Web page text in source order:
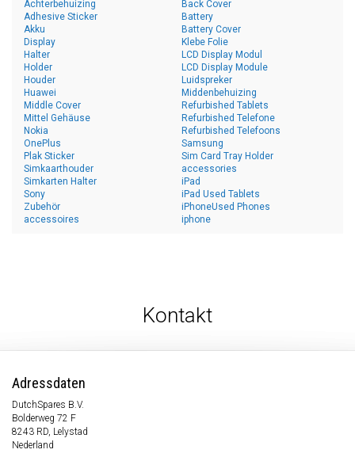
Achterbehuizing
Adhesive Sticker
Akku
Back Cover
Battery
Battery Cover
Display
Halter
Holder
Houder
Huawei
Klebe Folie
LCD Display Modul
LCD Display Module
Luidspreker
Middenbehuizing
Middle Cover
Mittel Gehäuse
Nokia
OnePlus
Plak Sticker
Refurbished Tablets
Refurbished Telefone
Refurbished Telefoons
Samsung
Sim Card Tray Holder
Simkaarthouder
Simkarten Halter
Sony
Zubehör
accessoires
accessories
iPad
iPad Used Tablets
iPhoneUsed Phones
iphone
Kontakt
Adressdaten
DutchSpares B.V.
Bolderweg 72 F
8243 RD, Lelystad
Nederland